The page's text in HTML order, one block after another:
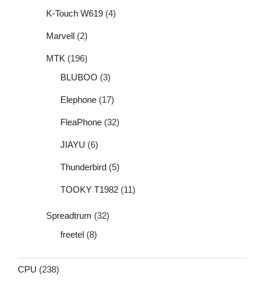
K-Touch W619 (4)
Marvell (2)
MTK (196)
BLUBOO (3)
Elephone (17)
FleaPhone (32)
JIAYU (6)
Thunderbird (5)
TOOKY T1982 (11)
Spreadtrum (32)
freetel (8)
CPU (238)